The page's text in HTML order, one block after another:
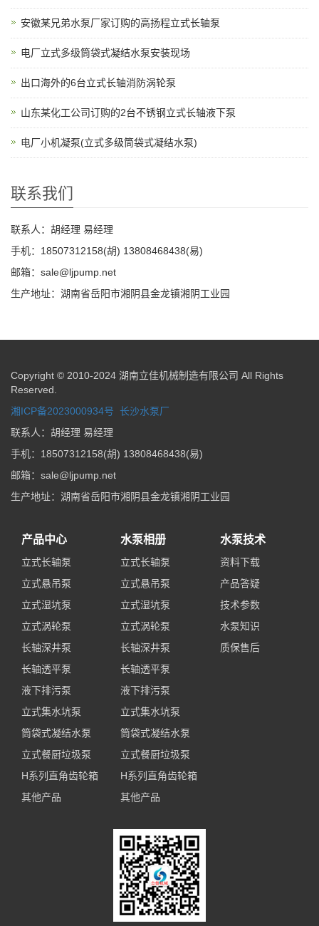
安徽某兄弟水泵厂家订购的高扬程立式长轴泵
电厂立式多级筒袋式凝结水泵安装现场
出口海外的6台立式长轴消防涡轮泵
山东某化工公司订购的2台不锈钢立式长轴液下泵
电厂小机凝泵(立式多级筒袋式凝结水泵)
联系我们
联系人：胡经理 易经理
手机：18507312158(胡) 13808468438(易)
邮箱：sale@ljpump.net
生产地址：湖南省岳阳市湘阴县金龙镇湘阴工业园
Copyright © 2010-2024 湖南立佳机械制造有限公司 All Rights
Reserved.
湘ICP备2023000934号 长沙水泵厂
联系人：胡经理 易经理
手机：18507312158(胡) 13808468438(易)
邮箱：sale@ljpump.net
生产地址：湖南省岳阳市湘阴县金龙镇湘阴工业园
产品中心
立式长轴泵
立式悬吊泵
立式湿坑泵
立式涡轮泵
长轴深井泵
长轴透平泵
液下排污泵
立式集水坑泵
筒袋式凝结水泵
立式餐厨垃圾泵
H系列直角齿轮箱
其他产品
水泵相册
立式长轴泵
立式悬吊泵
立式湿坑泵
立式涡轮泵
长轴深井泵
长轴透平泵
液下排污泵
立式集水坑泵
筒袋式凝结水泵
立式餐厨垃圾泵
H系列直角齿轮箱
其他产品
水泵技术
资料下载
产品答疑
技术参数
水泵知识
质保售后